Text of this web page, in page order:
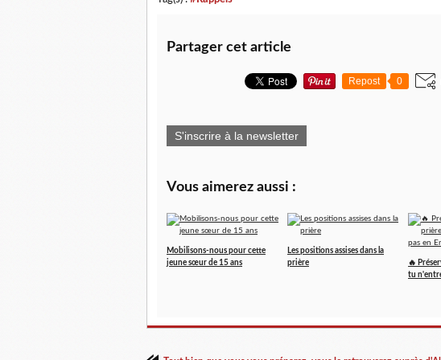
Partager cet article
Repost 0
S'inscrire à la newsletter
Vous aimerez aussi :
Mobilisons-nous pour cette
jeune sœur de 15 ans
Les positions assises dans la
prière
🔥
tu